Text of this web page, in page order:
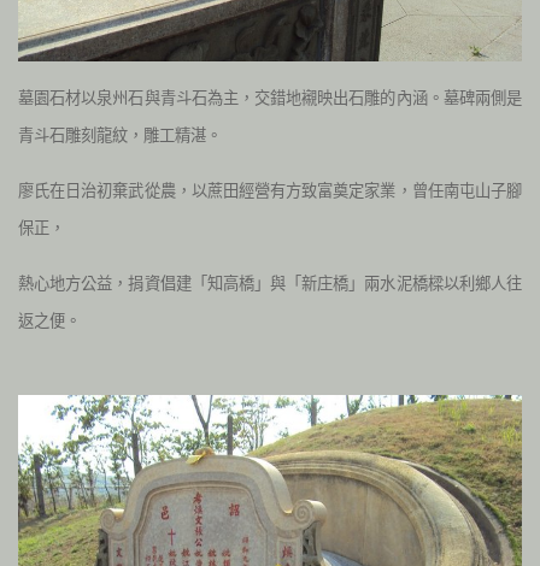
墓園石材以泉州石與青斗石為主，交錯地襯映出石雕的內涵。墓碑兩側是
青斗石雕刻龍紋，雕工精湛。
廖氏在日治初棄武從農，以蔗田經營有方致富奠定家業，曾任南屯山子腳
保正，
熱心地方公益，捐資倡建「知高橋」與「新庄橋」兩水泥橋樑以利鄉人往
返之便。